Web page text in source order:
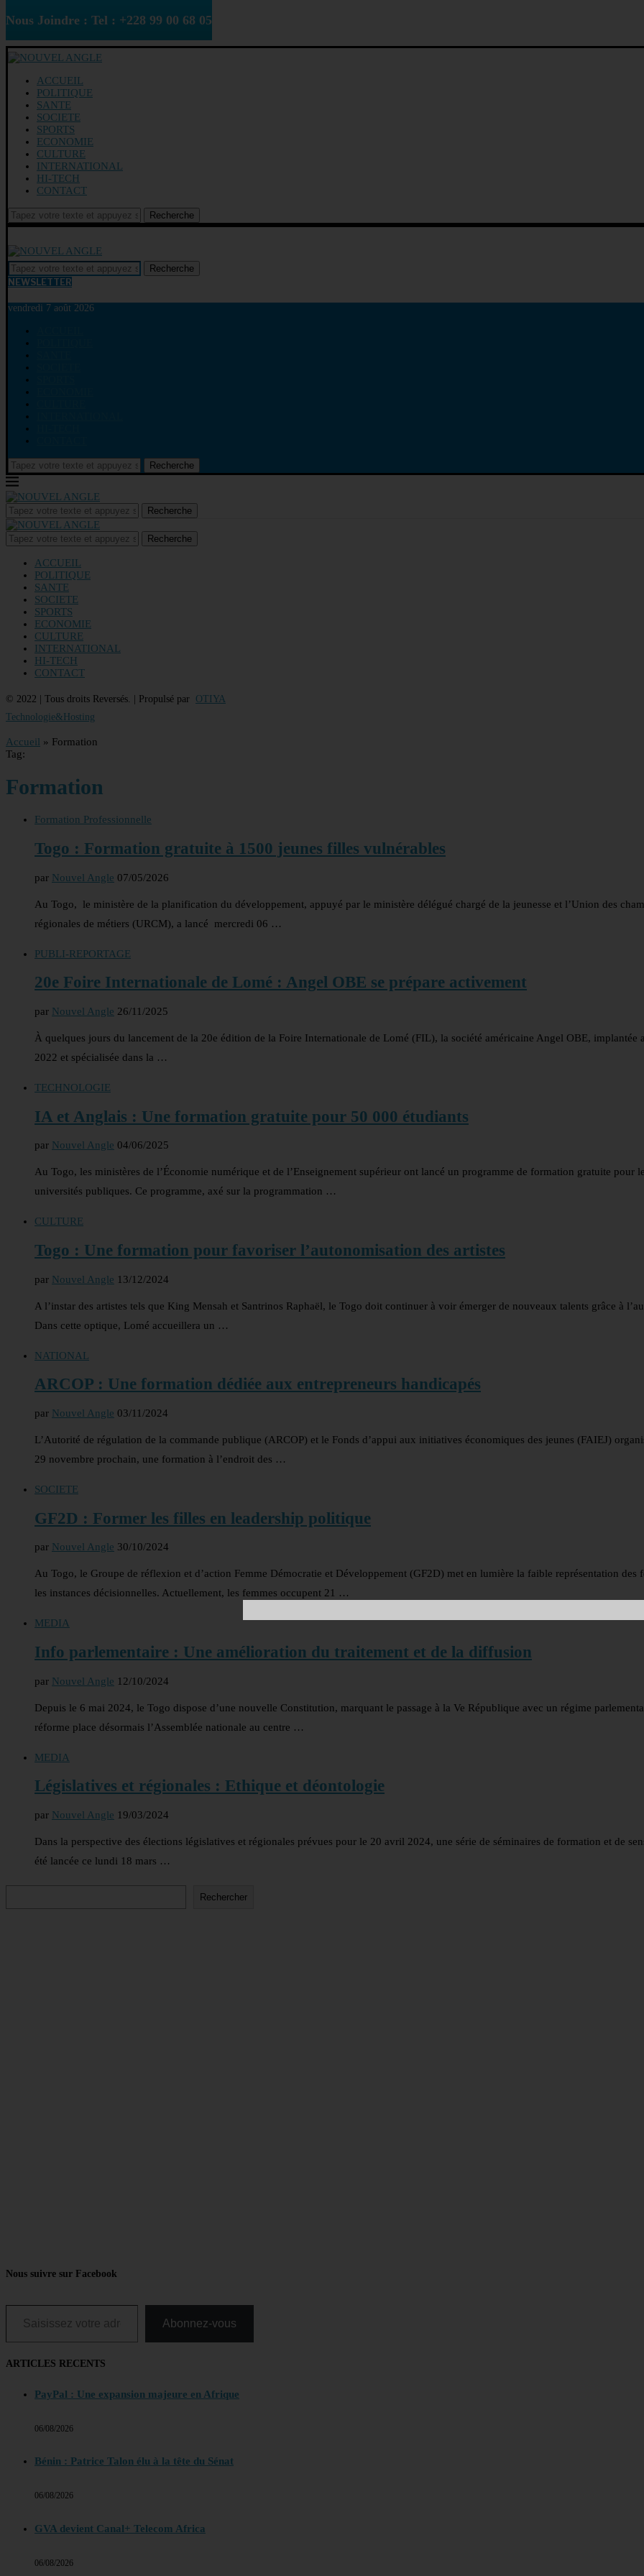
Nous Joindre : Tel : +228 99 00 68 05
ACCUEIL
POLITIQUE
SANTE
SOCIETE
SPORTS
ECONOMIE
CULTURE
INTERNATIONAL
HI-TECH
CONTACT
Recherche
Recherche
NEWSLETTER
vendredi 7 août 2026
Recherche
Recherche
Recherche
ACCUEIL
POLITIQUE
SANTE
SOCIETE
SPORTS
ECONOMIE
CULTURE
INTERNATIONAL
HI-TECH
CONTACT
© 2022 | Tous droits Reversés. | Propulsé par OTIYA
Technologie&Hosting
Accueil » Formation
Tag:
Formation
Formation Professionnelle
Togo : Formation gratuite à 1500 jeunes filles vulnérables
par Nouvel Angle 07/05/2026
Au Togo, le ministère de la planification du développement, appuyé par le ministère délégué chargé de la jeunesse et l’Union des
régionales de métiers (URCM), a lancé mercredi 06 …
PUBLI-REPORTAGE
20e Foire Internationale de Lomé : Angel OBE se prépare activement
par Nouvel Angle 26/11/2025
À quelques jours du lancement de la 20e édition de la Foire Internationale de Lomé (FIL), la société américaine Angel OBE, implantée
2022 et spécialisée dans la …
TECHNOLOGIE
IA et Anglais : Une formation gratuite pour 50 000 étudiants
par Nouvel Angle 04/06/2025
Au Togo, les ministères de l’Économie numérique et de l’Enseignement supérieur ont lancé un programme de formation gratuite pour
universités publiques. Ce programme, axé sur la programmation …
CULTURE
Togo : Une formation pour favoriser l’autonomisation des artistes
par Nouvel Angle 13/12/2024
A l’instar des artistes tels que King Mensah et Santrinos Raphaël, le Togo doit continuer à voir émerger de nouveaux talents grâce à
Dans cette optique, Lomé accueillera un …
NATIONAL
ARCOP : Une formation dédiée aux entrepreneurs handicapés
par Nouvel Angle 03/11/2024
L’Autorité de régulation de la commande publique (ARCOP) et le Fonds d’appui aux initiatives économiques des jeunes (FAIEJ)
29 novembre prochain, une formation à l’endroit des …
SOCIETE
GF2D : Former les filles en leadership politique
par Nouvel Angle 30/10/2024
Au Togo, le Groupe de réflexion et d’action Femme Démocratie et Développement (GF2D) met en lumière la faible représentation des
les instances décisionnelles. Actuellement, les femmes occupent 21 …
MEDIA
Info parlementaire : Une amélioration du traitement et de la diffusion
par Nouvel Angle 12/10/2024
Depuis le 6 mai 2024, le Togo dispose d’une nouvelle Constitution, marquant le passage à la Ve République avec un régime
réforme place désormais l’Assemblée nationale au centre …
MEDIA
Législatives et régionales : Ethique et déontologie
par Nouvel Angle 19/03/2024
Dans la perspective des élections législatives et régionales prévues pour le 20 avril 2024, une série de séminaires de formation et de
été lancée ce lundi 18 mars …
Rechercher
Nous suivre sur Facebook
Saisissez votre adresse e-mail…
Abonnez-vous
ARTICLES RECENTS
PayPal : Une expansion majeure en Afrique
06/08/2026
Bénin : Patrice Talon élu à la tête du Sénat
06/08/2026
GVA devient Canal+ Telecom Africa
06/08/2026